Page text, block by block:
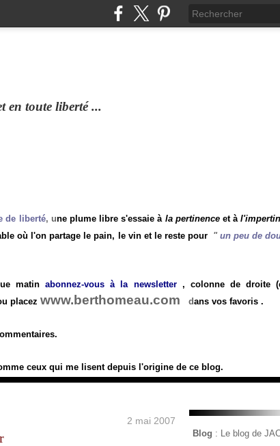
en toute liberté ...
de liberté, une plume libre s'essaie à la pertinenceet à
où l'on partage le pain, le vin et le reste pour "un peu de
matinabonnez-vous à la newsletter, colonne de droite
placez www.berthomeau.com dans vos favoris .
ceux qui me lisent depuis l'origine de ce blog.
2 mai 2007
Blog : Le blog de